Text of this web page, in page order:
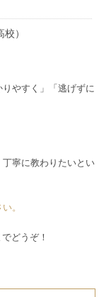
）
やすく」「逃げずに
丁寧に教わりたいとい
。
どうぞ！